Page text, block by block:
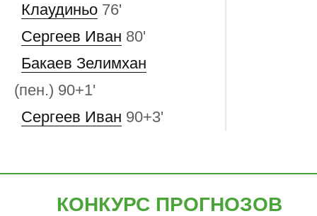
Клаудиньо 76'
Сергеев Иван 80'
Бакаев Зелимхан
(пен.) 90+1'
Сергеев Иван 90+3'
КОНКУРС ПРОГНОЗОВ